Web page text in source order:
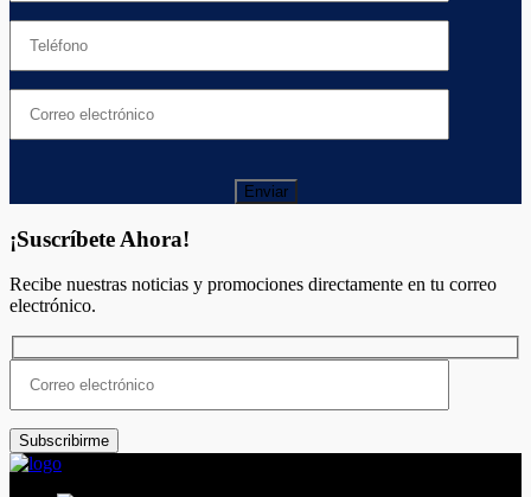
Enviar
¡Suscríbete Ahora!
Recibe nuestras noticias y promociones directamente en tu correo
electrónico.
Subscribirme